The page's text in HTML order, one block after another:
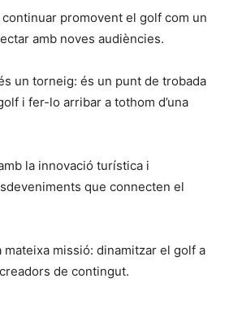
promovent el golf com un
amb noves audiències.
un torneig: és un punt de trobada
i fer-lo arribar a tothom d’una
la innovació turística i
que connecten el
missió: dinamitzar el golf a
de contingut.